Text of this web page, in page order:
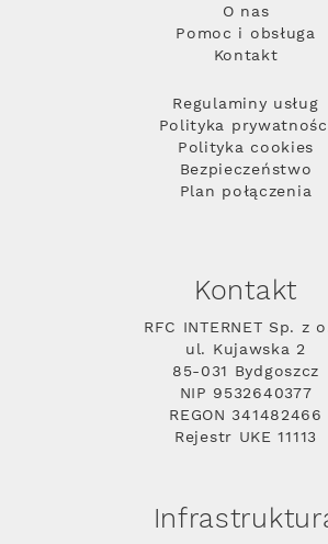
O nas
Pomoc i obsługa
Kontakt
Regulaminy usług
Polityka
Polityka cookies
Bezpieczeństwo
Plan połączenia
Kontakt
RFC INTERNET Sp. z
ul. Kujawska 2
85-031 Bydgoszcz
NIP 9532640377
REGON 341482466
Rejestr UKE 11113